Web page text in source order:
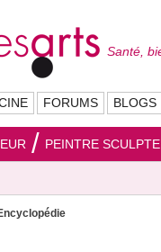
Santé,
FORUMS BLOGS
PEINTRE